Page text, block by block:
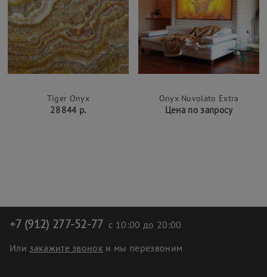
Tiger Onyx
28 844 р.
Onyx Nuvolato Extra
Цена по запросу
+7 (912) 277-52-77 с 10:00 до 20:00
Или закажите звонок и мы перезвоним